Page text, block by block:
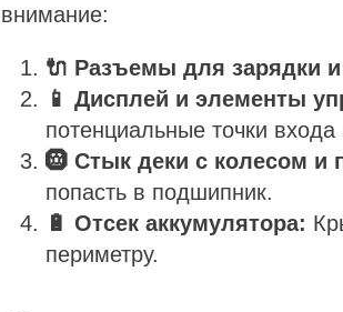
внимание:
🔌 Разъемы для зарядки и
📱 Дисплей и элементы
потенциальные точки входа
🛞 Стык деки с колесом и
попасть в подшипник.
🔋 Отсек аккумулятора:
периметру.